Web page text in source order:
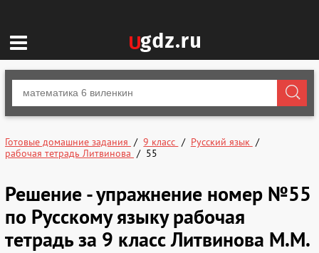
Готовые домашние задания 9 класс
Русский язык
рабочая тетрадь Литвинова
55
Решение - упражнение номер №55
по Русскому языку рабочая
тетрадь за 9 класс Литвинова М.М.